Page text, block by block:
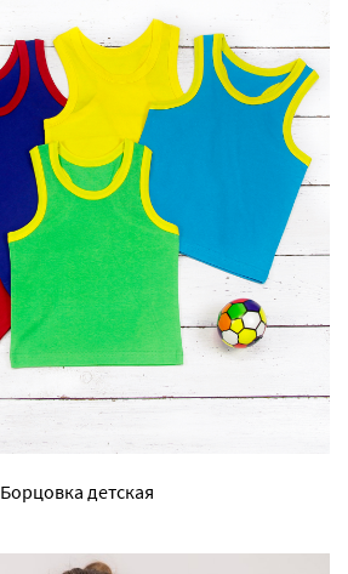
Борцовка детская